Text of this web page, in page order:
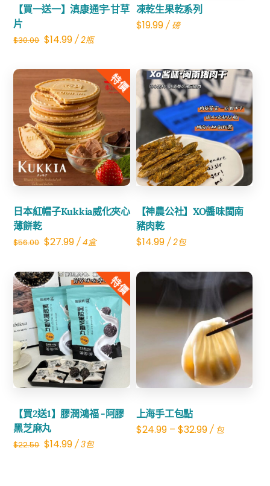
【買一送一】滇康通宇·甘草
片
$30.00 Original
was:
$30.00.
$14.99Current
is:
$14.99.
/ 2瓶
凍乾生果乾系列
$19.99/ 磅
特價
日本紅帽子Kukkia威化夾心
薄餅乾
$56.00 Original
was:
$56.00.
$27.99Current
is:
$27.99.
/ 4盒
Share
【神農公社】XO醬味閩南
豬肉乾
$14.99/ 2包
Share
特價
【買2送1】膠潤鴻福 -阿膠
黑芝麻丸
$22.50 Original
$14.99Current
/ 3包
Share
上海手工包點
$24.99– $32.99/ 包
Share